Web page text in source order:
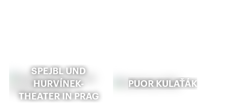
SPEJBL UND
HURVÍNEK-
THEATER IN PRAG
PUOR KULAŤÁK